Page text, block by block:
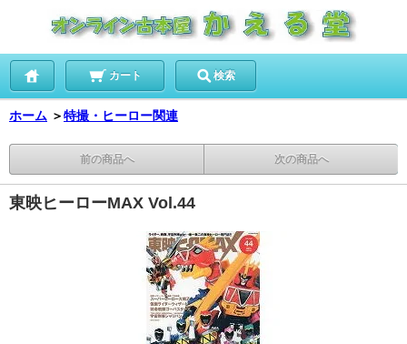
カート 検索
ホーム ＞特撮・ヒーロー関連
前の商品へ 次の商品へ
東映ヒーローMAX Vol.44